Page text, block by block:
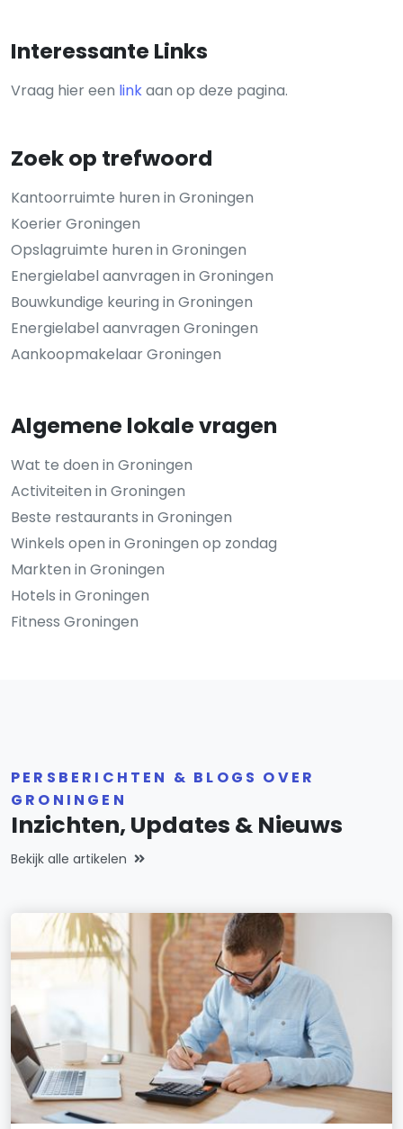
Interessante Links
Vraag hier een linkaan op deze pagina.
Zoek op trefwoord
Kantoorruimte huren in Groningen
Koerier Groningen
Opslagruimte huren in Groningen
Energielabel aanvragen in Groningen
Bouwkundige keuring in Groningen
Energielabel aanvragen Groningen
Aankoopmakelaar Groningen
Algemene lokale vragen
Wat te doen in Groningen
Activiteiten in Groningen
Beste restaurants in Groningen
Winkels open in Groningen op zondag
Markten in Groningen
Hotels in Groningen
Fitness Groningen
PERSBERICHTEN & BLOGS OVER
GRONINGEN
Inzichten, Updates & Nieuws
Bekijk alle artikelen